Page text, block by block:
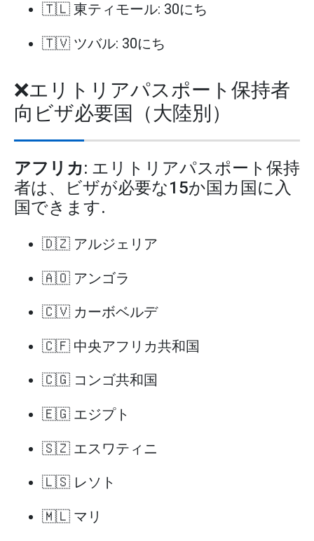
🇹🇱 東ティモール: 30にち
🇹🇻 ツバル: 30にち
❌エリトリアパスポート保持者
向ビザ必要国（大陸別）
アフリカ: エリトリアパスポート保持
者は、ビザが必要な15か国カ国に入
国できます.
🇩🇿 アルジェリア
🇦🇴 アンゴラ
🇨🇻 カーボベルデ
🇨🇫 中央アフリカ共和国
🇨🇬 コンゴ共和国
🇪🇬 エジプト
🇸🇿 エスワティニ
🇱🇸 レソト
🇲🇱 マリ